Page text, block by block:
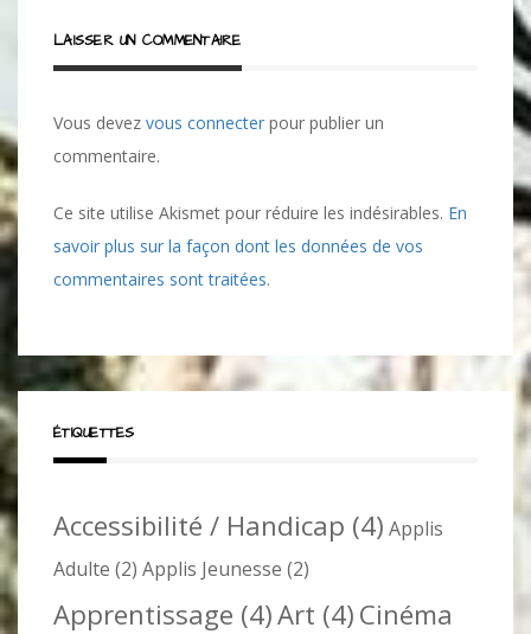
LAISSER UN COMMENTAIRE
Vous devez vous connecter pour publier un
commentaire.
Ce site utilise Akismet pour réduire les indésirables. En
savoir plus sur la façon dont les données de vos
commentaires sont traitées.
ÉTIQUETTES
Accessibilité / Handicap (4) Applis
Adulte (2) Applis Jeunesse (2)
Apprentissage (4)Art (4) Cinéma